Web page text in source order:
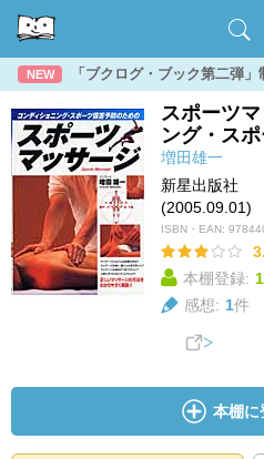
NEW 「ブクログ・ブック第二弾
スポーツ
ング・ス
増田雄一
新星出版社
(2005.09.01)
ISBN・EAN:
本棚登録:
感想: 1件
本棚に